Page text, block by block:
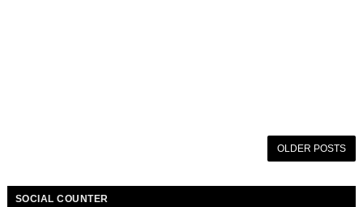
OLDER POSTS
SOCIAL COUNTER